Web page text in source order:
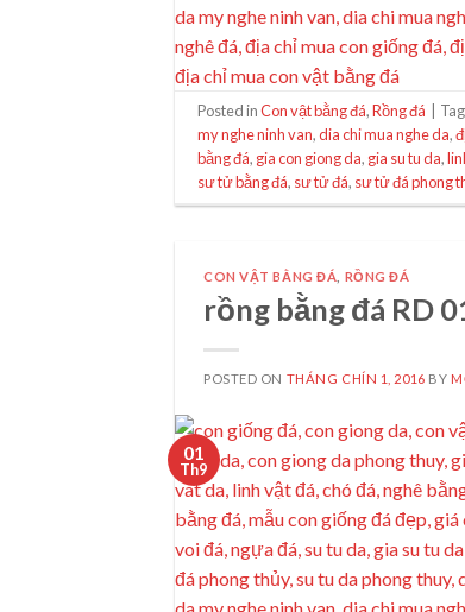
Posted inCon vật bằng đá,Rồng đá
my nghe ninh van,dia chi mua nghe da,
bằng đá, gia con giong da, gia su tu da,
sư tử bằng đá, sư tử đá, sư tử đá phong
CON VẬT BẰNG ĐÁ RỒNG ĐÁ
rồng bằng đá RD
POSTED ON THÁNG CHÍN 1, 2016 BY
01
Th9